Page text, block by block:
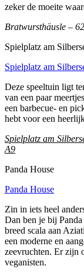
zeker de moeite
Bratwursthäusle –
Spielplatz am
Spielplatz am
Deze speeltuin ligt
van een paar
een barbecue- en
hebt voor een
Spielplatz am
A9
Panda House
Panda House
Zin in iets heel
Dan ben je bij
breed scala aan
een moderne en
zeevruchten. Er zijn
veganisten.